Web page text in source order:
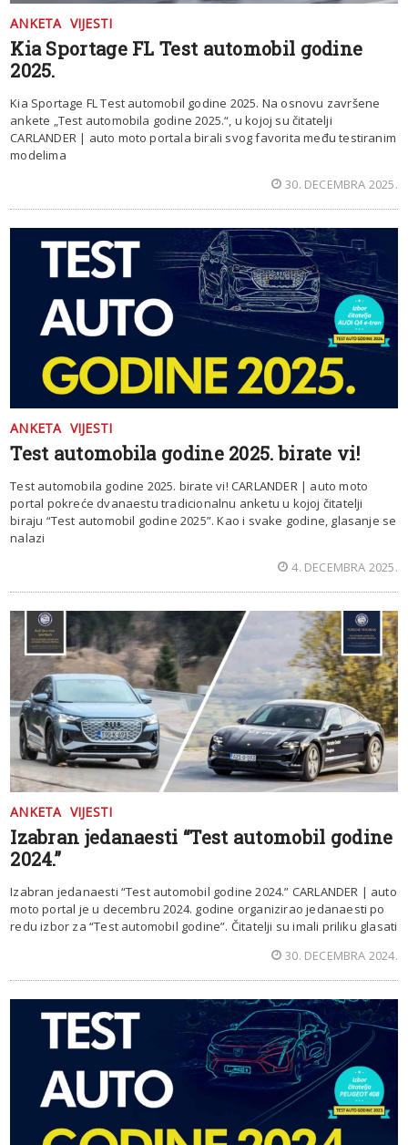
ANKETA VIJESTI
Kia Sportage FL Test automobil godine
2025.
Kia Sportage FL Test automobil godine 2025. Na osnovu završene
ankete „Test automobila godine 2025.“, u kojoj su čitatelji
CARLANDER | auto moto portala birali svog favorita među testiranim
modelima
30. DECEMBRA 2025.
ANKETA VIJESTI
Test automobila godine 2025. birate vi!
Test automobila godine 2025. birate vi! CARLANDER | auto moto
portal pokreće dvanaestu tradicionalnu anketu u kojoj čitatelji
biraju “Test automobil godine 2025”. Kao i svake godine, glasanje se
nalazi
4. DECEMBRA 2025.
ANKETA VIJESTI
Izabran jedanaesti “Test automobil godine
2024.”
Izabran jedanaesti “Test automobil godine 2024.” CARLANDER | auto
moto portal je u decembru 2024. godine organizirao jedanaesti po
redu izbor za “Test automobil godine”. Čitatelji su imali priliku glasati
30. DECEMBRA 2024.